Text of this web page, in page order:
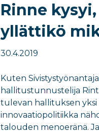
Rinne
yllättikö
30.4.2019
Kuten
hallitustunnustelija
tulevan hallituksen yksi
innovaatiopolitiikka
talouden menoeränä.